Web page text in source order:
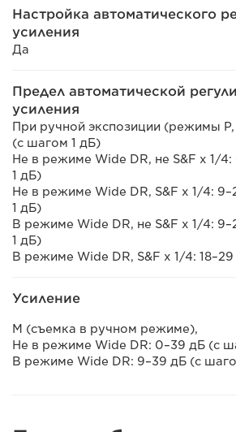
Настройка автоматического
усиления
Да
Предел автоматической
усиления
При ручной экспозиции (режимы
(с шагом 1 дБ)
Не в режиме Wide DR, не S&F x 1/
1 дБ)
Не в режиме Wide DR, S&F x 1/4:
1 дБ)
В режиме Wide DR, не S&F x 1/4:
1 дБ)
В режиме Wide DR, S&F x 1/4:
Усиление
M (съемка в ручном режиме),
Не в режиме Wide DR: 0–39 дБ (с
В режиме Wide DR: 9–39 дБ (с